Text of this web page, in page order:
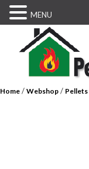
Home / Webshop / Pellets
MENU